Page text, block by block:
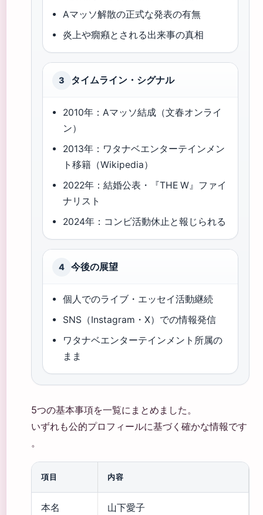
Aマッソ解散の正式な発表の有無
炎上や癇癪とされる出来事の真相
3 タイムライン・シグナル
2010年：Aマッソ結成（文春オンライ
ン）
2013年：ワタナベエンターテインメン
ト移籍（Wikipedia）
2022年：結婚公表・『THE W』ファイ
ナリスト
2024年：コンビ活動休止と報じられる
4 今後の展望
個人でのライブ・エッセイ活動継続
SNS（Instagram・X）での情報発信
ワタナベエンターテインメント所属の
まま
5つの基本事項を一覧にまとめました。
いずれも公的プロフィールに基づく確かな情報です
。
項目 内容
本名 山下愛子